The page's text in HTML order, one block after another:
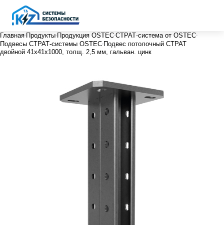
Главная Продукты Продукция OSTEC СТРАТ-система от OSTEC
Подвесы СТРАТ-системы OSTEC Подвес потолочный СТРАТ
двойной 41х41х1000, толщ. 2,5 мм, гальван. цинк